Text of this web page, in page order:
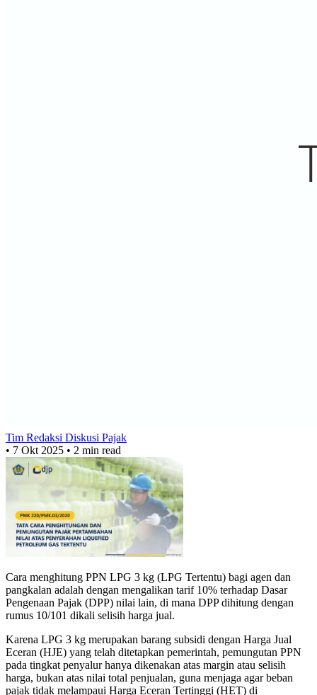
Tim Redaksi Diskusi Pajak
• 7 Okt 2025 • 2 min read
Cara menghitung PPN LPG 3 kg (LPG Tertentu) bagi agen dan
pangkalan adalah dengan mengalikan tarif 10% terhadap Dasar
Pengenaan Pajak (DPP) nilai lain, di mana DPP dihitung dengan
rumus 10/101 dikali selisih harga jual.
Karena LPG 3 kg merupakan barang subsidi dengan Harga Jual
Eceran (HJE) yang telah ditetapkan pemerintah, pemungutan PPN
pada tingkat penyalur hanya dikenakan atas margin atau selisih
harga, bukan atas nilai total penjualan, guna menjaga agar beban
pajak tidak melampaui Harga Eceran Tertinggi (HET) di